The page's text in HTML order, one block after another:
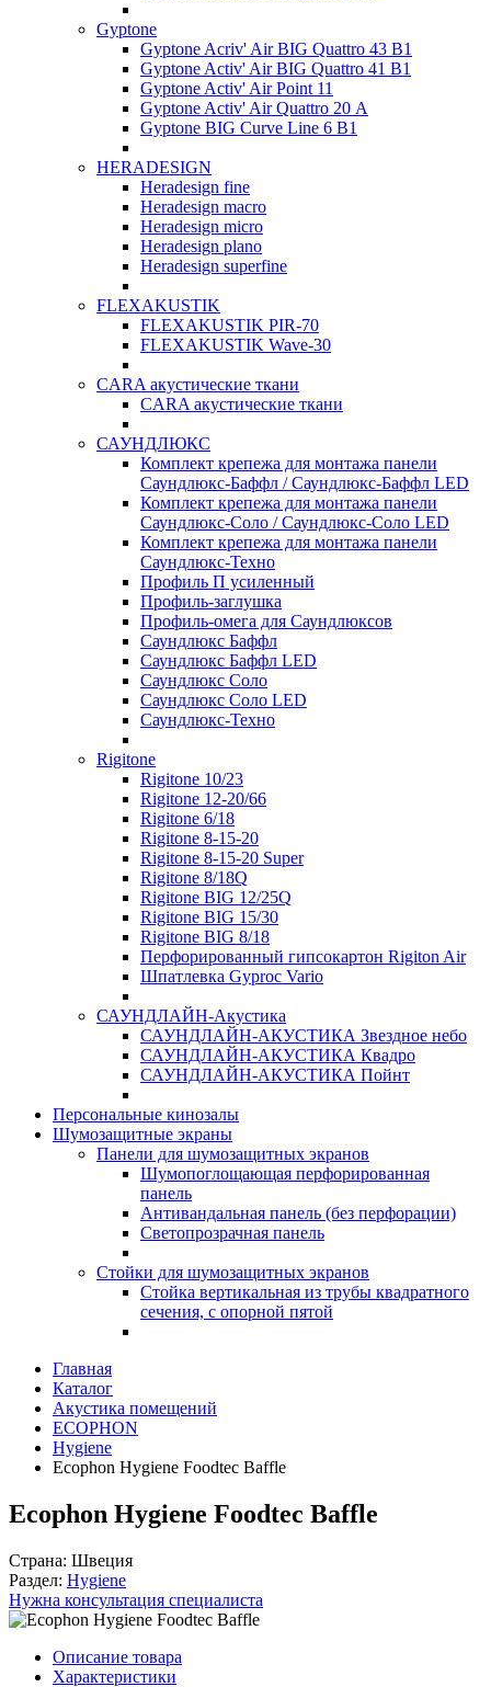
Gyptone
Gyptone Acriv' Air BIG Quattro 43 В1
Gyptone Activ' Air BIG Quattro 41 B1
Gyptone Activ' Air Point 11
Gyptone Activ' Air Quattro 20 А
Gyptone BIG Curve Line 6 B1
HERADESIGN
Heradesign fine
Heradesign macro
Heradesign micro
Heradesign plano
Heradesign superfine
FLEXAKUSTIK
FLEXAKUSTIK PIR-70
FLEXAKUSTIK Wave-30
CARA акустические ткани
CARA акустические ткани
САУНДЛЮКС
Комплект крепежа для монтажа панели
Саундлюкс-Баффл / Саундлюкс-Баффл LED
Комплект крепежа для монтажа панели
Саундлюкс-Соло / Саундлюкс-Соло LED
Комплект крепежа для монтажа панели
Саундлюкс-Техно
Профиль П усиленный
Профиль-заглушка
Профиль-омега для Саундлюксов
Саундлюкс Баффл
Саундлюкс Баффл LED
Саундлюкс Соло
Саундлюкс Соло LED
Саундлюкс-Техно
Rigitone
Rigitone 10/23
Rigitone 12-20/66
Rigitone 6/18
Rigitone 8-15-20
Rigitone 8-15-20 Super
Rigitone 8/18Q
Rigitone BIG 12/25Q
Rigitone BIG 15/30
Rigitone BIG 8/18
Перфорированный гипсокартон Rigiton Air
Шпатлевка Gyproc Vario
САУНДЛАЙН-Акустика
САУНДЛАЙН-АКУСТИКА Звездное небо
САУНДЛАЙН-АКУСТИКА Квадро
САУНДЛАЙН-АКУСТИКА Пойнт
Персональные кинозалы
Шумозащитные экраны
Панели для шумозащитных экранов
Шумопоглощающая перфорированная
панель
Антивандальная панель (без перфорации)
Светопрозрачная панель
Стойки для шумозащитных экранов
Стойка вертикальная из трубы квадратного
сечения, с опорной пятой
Главная
Каталог
Акустика помещений
ECOPHON
Hygiene
Ecophon Hygiene Foodtec Baffle
Ecophon Hygiene Foodtec Baffle
Страна: Швеция
Раздел: Hygiene
Нужна консультация специалиста
Описание товара
Характеристики